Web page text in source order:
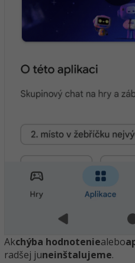
Akchýba hodnoteniealebo
radšej juneinštalujeme.